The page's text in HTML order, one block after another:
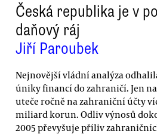
Česká republika je v
daňový ráj
Jiří Paroubek
Nejnovější vládní analýza
úniky financí do zahraničí. Jen
uteče ročně na zahraniční účty
miliard korun. Odliv výnosů
2005 převyšuje příliv